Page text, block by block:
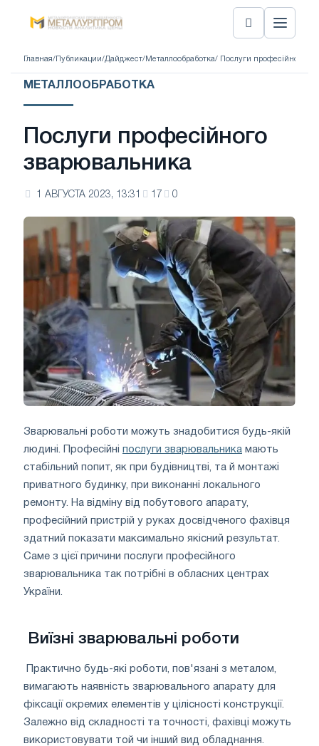
Главная/ Публикации/Дайджест/ Металлообработка/ Послуги професійного
МЕТАЛЛООБРАБОТКА
Послуги професійного
зварювальника
1 АВГУСТА 2023, 13:31 17 0
Зварювальні роботи можуть знадобитися будь-якій
людині. Професійні послуги зварювальника мають
стабільний попит, як при будівництві, та й монтажі
приватного будинку, при виконанні локального
ремонту. На відміну від побутового апарату,
професійний пристрій у руках досвідченого фахівця
здатний показати максимально якісний результат.
Саме з цієї причини послуги професійного
зварювальника так потрібні в обласних центрах
України.
Виїзні зварювальні роботи
Практично будь-які роботи, пов'язані з металом,
вимагають наявність зварювального апарату для
фіксації окремих елементів у цілісності конструкції.
Залежно від складності та точності, фахівці можуть
використовувати той чи інший вид обладнання.